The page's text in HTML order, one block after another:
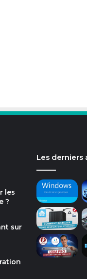
les
?
sur
Les derniers